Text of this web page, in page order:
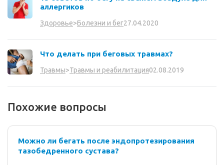
аллергиков
Здоровье>Болезни и бег27.04.2020
Что делать при беговых травмах?
Травмы>Травмы и реабилитация02.08.2019
Похожие вопросы
Можно ли бегать после эндопротезирования
тазобедренного сустава?